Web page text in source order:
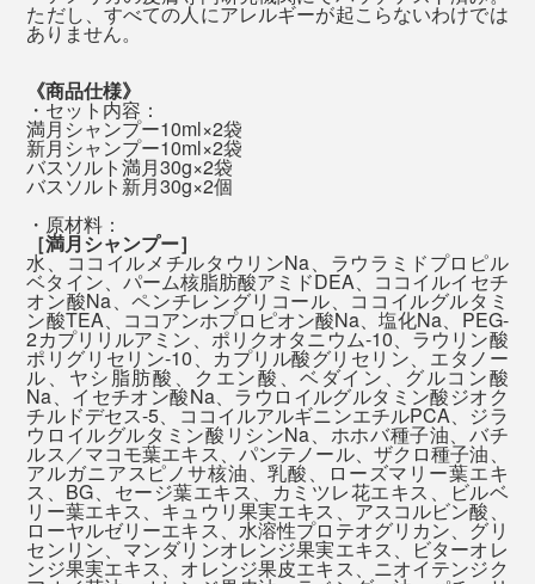
す。
自然の香りをかぐと、私たちが山や森で感じた癒しの体
験とつながって、心地よさを呼び覚ましてくれるそう。
全身を洗ったら、一気にシャワーで流して終了。洗い流
「泡パック」した髪は、しっとりまとまって、指どおり
なめらか。髪を乾かした後も、しっとり感が続いて、ヘ
アオイルでケアしたようにまとまります。
湯上り後の顔も体も、しっとり。タオルで拭いた後も、
肌がつっぱる感じは、まずありません。
バスソルトと全身シャンプーの使い方を説明したご案内カード入り
発汗作用や、角質を柔らかくして汚れを落としやすくす
るといった高い温浴効果で、全身ホカホカ、肌しっと
り。
シャワーを浴びているうちに、急に、「あ、書き出しは
こうしよう」「こんな言葉があったな」と、アイデアが
心地よい脳のシャワー体験、忙しいあの人に、ぜひ贈っ
てください。
ただし、すべての人にアレルギーが起こらないわけでは
ありません。
《商品仕様》
・セット内容：
満月シャンプー10ml×2袋
新月シャンプー10ml×2袋
バスソルト満月30g×2袋
バスソルト新月30g×2個
・原材料：
［満月シャンプー］
水、ココイルメチルタウリンNa、ラウラミドプロピル
ベタイン、パーム核脂肪酸アミドDEA、ココイルイセチ
オン酸Na、ペンチレングリコール、ココイルグルタミ
ン酸TEA、ココアンホプロピオン酸Na、塩化Na、PEG-
2カプリリルアミン、ポリクオタニウム-10、ラウリン酸
ポリグリセリン-10、カプリル酸グリセリン、エタノー
ル、ヤシ脂肪酸、クエン酸、ベダイン、グルコン酸
Na、イセチオン酸Na、ラウロイルグルタミン酸ジオク
チルドデセス-5、ココイルアルギニンエチルPCA、ジラ
ウロイルグルタミン酸リシンNa、ホホバ種子油、バチ
ルス／マコモ葉エキス、パンテノール、ザクロ種子油、
アルガニアスピノサ核油、乳酸、ローズマリー葉エキ
ス、BG、セージ葉エキス、カミツレ花エキス、ビルベ
リー葉エキス、キュウリ果実エキス、アスコルビン酸、
ローヤルゼリーエキス、水溶性プロテオグリカン、グリ
センリン、マンダリンオレンジ果実エキス、ビターオレ
ンジ果実エキス、オレンジ果皮エキス、ニオイテンジク